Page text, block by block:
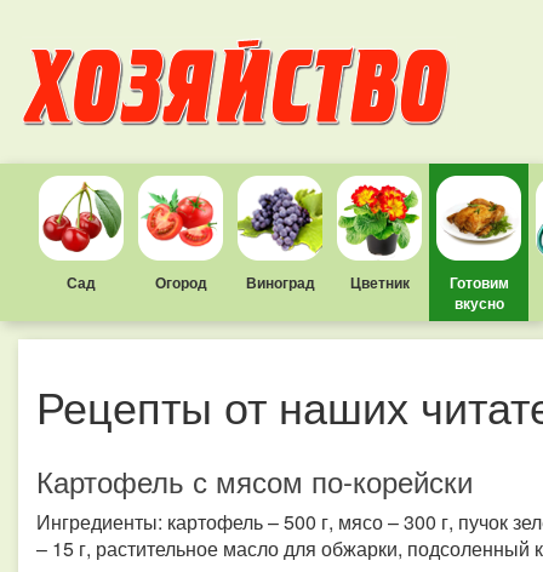
Сад Огород Виноград Цветник
Готовим
вкусно
Рецепты от наших
Картофель с мясом по-корейски
Ингредиенты: картофель – 500 г, мясо – 300 г, пучок
– 15 г, растительное масло для обжарки, подсоленный